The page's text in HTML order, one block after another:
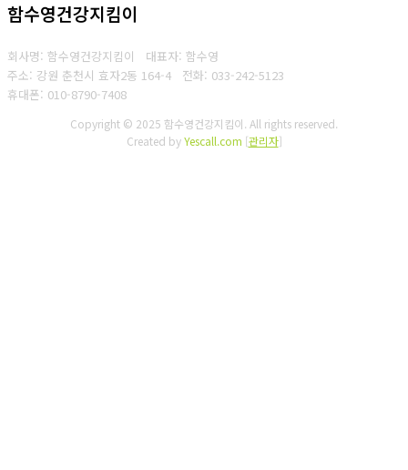
함수영건강지킴이
회사명: 함수영건강지킴이 대표자: 함수영
주소: 강원 춘천시 효자2동 164-4 전화: 033-242-5123
휴대폰: 010-8790-7408
Copyright © 2025 함수영건강지킴이. All rights reserved.
Created byYescall.com [관리자]